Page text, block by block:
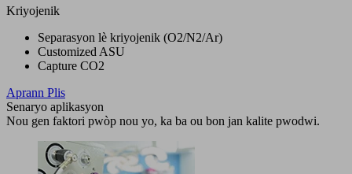
Kriyojenik
Separasyon lè kriyojenik (O2/N2/Ar)
Customized ASU
Capture CO2
Aprann Plis
Senaryo aplikasyon
Nou gen faktori pwòp nou yo, ka ba ou bon jan kalite pwodwi.